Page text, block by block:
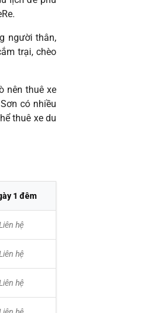
người thân,
trại, chèo
nên thuê xe
có nhiều
thuê xe du
1 đêm
hệ
hệ
hệ